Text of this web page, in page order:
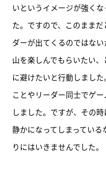
いというイメージが強く
た。ですので、このまま
ダーが出てくるのではな
山を楽しんでもらいたい
に避けたいと行動しまし
ことやリーダー同士でゲ
しました。ですが、その
静かになってしまってい
りにはいきませんでした。